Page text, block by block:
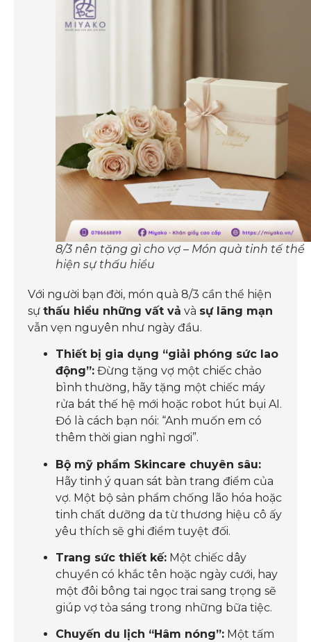
8/3 nên tặng gì cho vợ – Món quà tinh tế thể
hiện sự thấu hiểu
Với người bạn đời, món quà 8/3 cần thể hiện
sự thấu hiểu những vất vả và sự lãng mạn
vẫn vẹn nguyên như ngày đầu.
Thiết bị gia dụng “giải phóng sức lao
động”: Đừng tặng vợ một chiếc chảo
bình thường, hãy tặng một chiếc máy
rửa bát thế hệ mới hoặc robot hút bụi AI.
Đó là cách bạn nói: “Anh muốn em có
thêm thời gian nghỉ ngơi”.
Bộ mỹ phẩm Skincare chuyên sâu:
Hãy tinh ý quan sát bàn trang điểm của
vợ. Một bộ sản phẩm chống lão hóa hoặc
tinh chất dưỡng da từ thương hiệu cô ấy
yêu thích sẽ ghi điểm tuyệt đối.
Trang sức thiết kế: Một chiếc dây
chuyền có khắc tên hoặc ngày cưới, hay
một đôi bông tai ngọc trai sang trọng sẽ
giúp vợ tỏa sáng trong những bữa tiệc.
Chuyến du lịch “Hâm nóng”: Một tấm